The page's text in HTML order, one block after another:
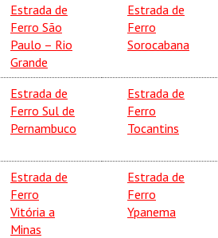
Estrada de
Ferro São
Paulo – Rio
Grande
Estrada de
Ferro
Sorocabana
Estrada de
Ferro Sul de
Pernambuco
Estrada de
Ferro
Tocantins
Estrada de
Ferro
Vitória a
Minas
Estrada de
Ferro
Ypanema